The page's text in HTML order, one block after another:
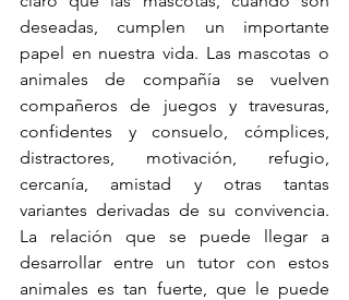
deseadas, cumplen un importante
papel en nuestra vida. Las mascotas o
animales de compañía se vuelven
compañeros de juegos y travesuras,
confidentes y consuelo, cómplices,
distractores, motivación, refugio,
cercanía, amistad y otras tantas
variantes derivadas de su convivencia.
La relación que se puede llegar a
desarrollar entre un tutor con estos
animales es tan fuerte, que le puede